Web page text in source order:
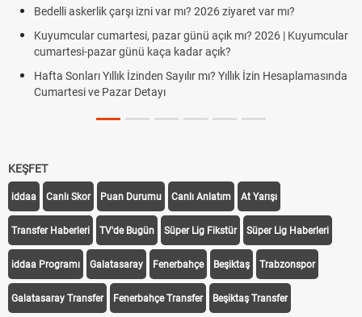
Bedelli askerlik çarşı izni var mı? 2026 ziyaret var mı?
Kuyumcular cumartesi, pazar günü açık mı? 2026 | Kuyumcular
cumartesi-pazar günü kaça kadar açık?
Hafta Sonları Yıllık İzinden Sayılır mı? Yıllık İzin Hesaplamasında
Cumartesi ve Pazar Detayı
KEŞFET
iddaa Canlı Skor Puan Durumu Canlı Anlatım At Yarışı
Transfer Haberleri TV'de Bugün Süper Lig Fikstür Süper Lig Haberleri
iddaa Programı Galatasaray Fenerbahçe Beşiktaş Trabzonspor
Galatasaray Transfer Fenerbahçe Transfer Beşiktaş Transfer